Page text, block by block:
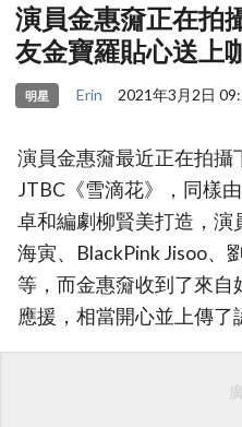
演員金惠奫正在拍
友金寶羅貼心送上
明星 Erin 2021年3月2日
演員金惠奫最近正在拍攝
JTBC《雪滴花》，同樣
卓和編劇柳賢美打造，
海寅、BlackPink Jisoo、
等，而金惠奫收到了來
應援，相當開心並上傳了